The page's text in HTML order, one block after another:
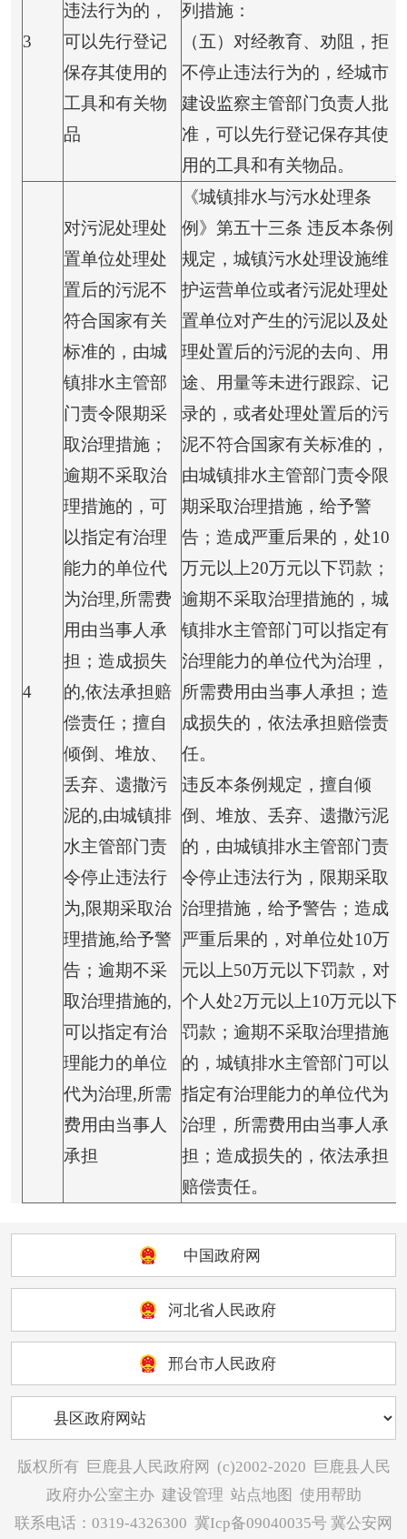
3
违法行为的，
可以先行登记
保存其使用的
工具和有关物
品
列措施：
（五）对经教育、劝阻，拒
不停止违法行为的，经城市
建设监察主管部门负责人批
准，可以先行登记保存其使
用的工具和有关物品。
4
对污泥处理处
置单位处理处
置后的污泥不
符合国家有关
标准的，由城
镇排水主管部
门责令限期采
取治理措施；
逾期不采取治
理措施的，可
以指定有治理
能力的单位代
为治理,所需费
用由当事人承
担；造成损失
的,依法承担赔
偿责任；擅自
倾倒、堆放、
丢弃、遗撒污
泥的,由城镇排
水主管部门责
令停止违法行
为,限期采取治
理措施,给予警
告；逾期不采
取治理措施的,
可以指定有治
理能力的单位
代为治理,所需
费用由当事人
承担
《城镇排水与污水处理条
例》第五十三条 违反本条例
规定，城镇污水处理设施维
护运营单位或者污泥处理处
置单位对产生的污泥以及处
理处置后的污泥的去向、用
途、用量等未进行跟踪、记
录的，或者处理处置后的污
泥不符合国家有关标准的，
由城镇排水主管部门责令限
期采取治理措施，给予警
告；造成严重后果的，处10
万元以上20万元以下罚款；
逾期不采取治理措施的，城
镇排水主管部门可以指定有
治理能力的单位代为治理，
所需费用由当事人承担；造
成损失的，依法承担赔偿责
任。
违反本条例规定，擅自倾
倒、堆放、丢弃、遗撒污泥
的，由城镇排水主管部门责
令停止违法行为，限期采取
治理措施，给予警告；造成
严重后果的，对单位处10万
元以上50万元以下罚款，对
个人处2万元以上10万元以下
罚款；逾期不采取治理措施
的，城镇排水主管部门可以
指定有治理能力的单位代为
治理，所需费用由当事人承
担；造成损失的，依法承担
赔偿责任。
中国政府网
河北省人民政府
邢台市人民政府
版权所有 巨鹿县人民政府网 (c)2002-2020
巨鹿县人民
政府办公室主办 建设管理 站点地图 使用帮助
联系电话：0319-4326300 冀Icp备09040035号 冀公安网